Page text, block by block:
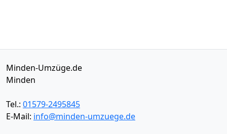
Minden-Umzüge.de
Minden
Tel.: 01579-2495845
E-Mail: info@minden-umzuege.de